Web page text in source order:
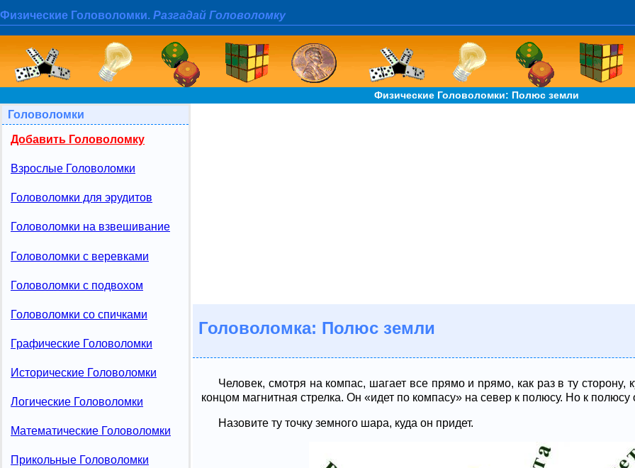
Физические Головоломки. Разгадай Головоломку
Физические Головоломки: Полюс земли
Головоломки
Добавить Головоломку
Взрослые Головоломки
Головоломки для эрудитов
Головоломки на взвешивание
Головоломки с веревками
Головоломки с подвохом
Головоломки со спичками
Графические Головоломки
Исторические Головоломки
Логические Головоломки
Математические Головоломки
Прикольные Головоломки
Головоломка: Полюс земли
Человек, смотря на компac, шагает все прямо и npямo, как раз в ту сторонy,
концом магнитная стрелка. Он «идет по компасу» на север к полюсу. Но к полюсу
Назовите ту точку земного шapa, куда он придет.